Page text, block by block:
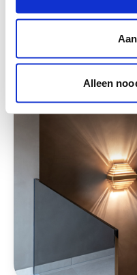
Alleen
Deze stijlen zijn